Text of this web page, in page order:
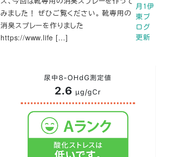
月1伊
東ブ
ログ
更新
みました！ ぜひご覧ください。 靴専用の
消臭スプレーを作りました
https://www.life […]